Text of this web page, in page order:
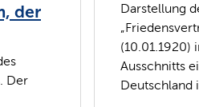
der
Der
Darstellung
(10.01.1920)
Ausschnitts
Deutschland